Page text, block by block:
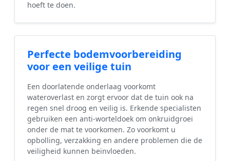
hoeft te doen.
Perfecte bodemvoorbereiding
voor een veilige tuin
Een doorlatende onderlaag voorkomt
wateroverlast en zorgt ervoor dat de tuin ook na
regen snel droog en veilig is. Erkende specialisten
gebruiken een anti-worteldoek om onkruidgroei
onder de mat te voorkomen. Zo voorkomt u
opbolling, verzakking en andere problemen die de
veiligheid kunnen beïnvloeden.